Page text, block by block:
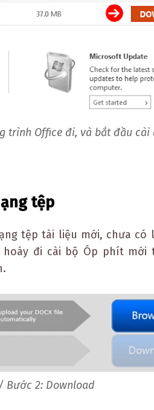
trình Office đi, và bắt đầu cài
tệp
tệp tài liệu mới, chưa có
đi cài bộ Óp phít mới
Bước 2: Download